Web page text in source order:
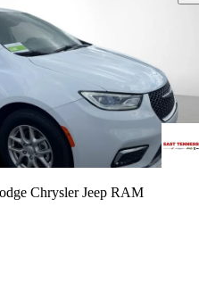
Chrysler Jeep RAM